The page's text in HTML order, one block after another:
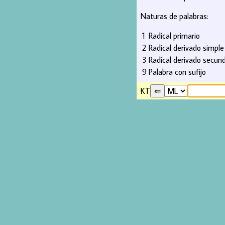
Naturas de palabras:
1 Radical primario
2 Radical derivado simple
3 Radical derivado
9 Palabra con sufijo
KT